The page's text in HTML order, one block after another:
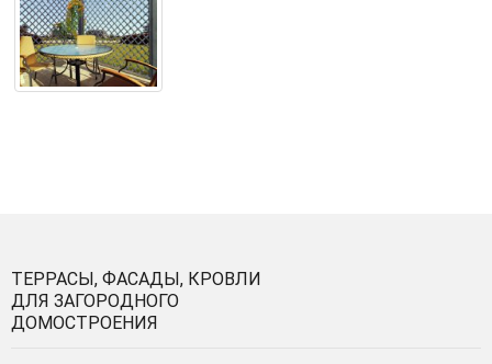
ТЕРРАСЫ, ФАСАДЫ, КРОВЛИ
ДЛЯ ЗАГОРОДНОГО
ДОМОСТРОЕНИЯ